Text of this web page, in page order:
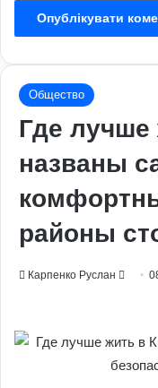
Общество
Где лучше
названы
районы
Карпенко Руслан
Send